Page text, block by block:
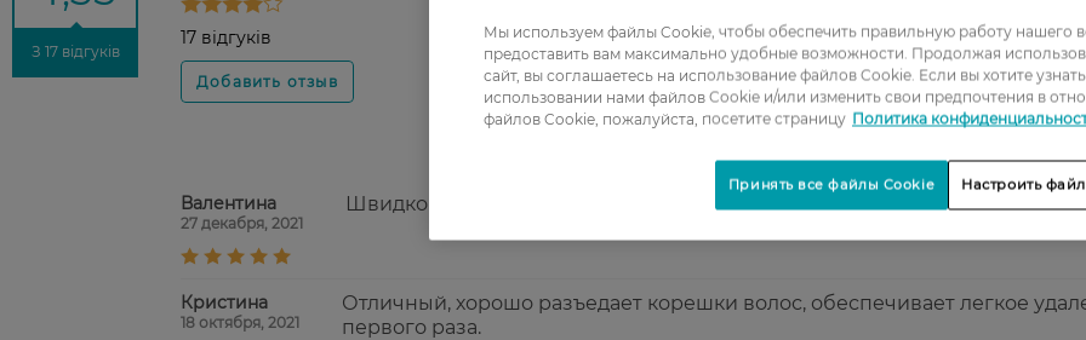
З 17 відгуків
17 відгуків
3
4
5
Валентина
27 декабря, 2021
Швидко видаляє волосся, не потрібно довго чекати.
Кристина
18 октября, 2021
Отличный, хорошо разъедает корешки волос, обеспечивает легкое
первого раза.
Мы используем файлы Cookie, чтобы обеспечить правильную работу нашего
предоставить вам максимально удобные возможности. Продолжая
сайт, вы соглашаетесь на использование файлов Cookie. Если вы хотите
использовании нами файлов Cookie и/или изменить свои предпочтения в
файлов Cookie, пожалуйста, посетите страницу Политика
Настроить
Принять все файлы Cookie